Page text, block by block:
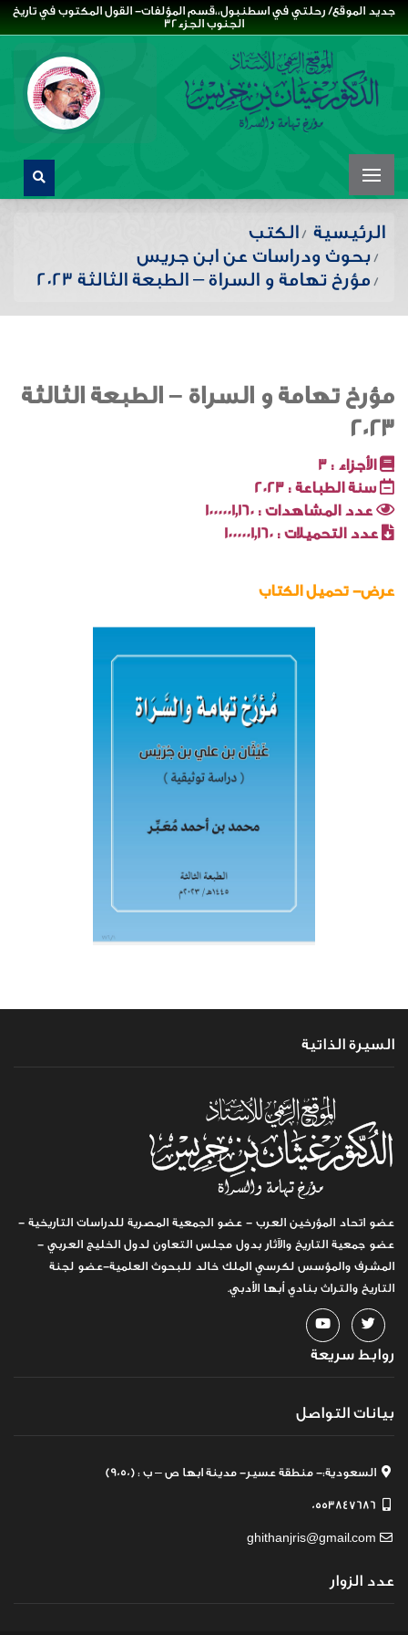
جديد الموقع/ رحلتي في اسطنبول،،قسم المؤلفات- القول المكتوب في تاريخ
الجنوب الجزء32
الرئيسية
الكتب
بحوث ودراسات عن ابن جريس
مؤرخ تهامة و السراة – الطبعة الثالثة 2023
مؤرخ تهامة و السراة – الطبعة الثالثة
2023
الأجزاء : 3
سنة الطباعة : 2023
عدد المشاهدات : 1000001٬160
عدد التحميلات : 1000001٬160
عرض- تحميل الكتاب
السيرة الذاتية
عضو اتحاد المؤرخين العرب - عضو الجمعية المصرية للدراسات التاريخية -
عضو جمعية التاريخ والآثار بدول مجلس التعاون لدول الخليج العربي -
المشرف والمؤسس لكرسي الملك خالد للبحوث العلمية-عضو لجنة
التاريخ والتراث بنادي أبها الأدبي.
روابط سريعة
بيانات التواصل
السعودية:- منطقة عسير- مدينة ابها ص – ب : (9050)
0553847686
ghithanjris@gmail.com
عدد الزوار